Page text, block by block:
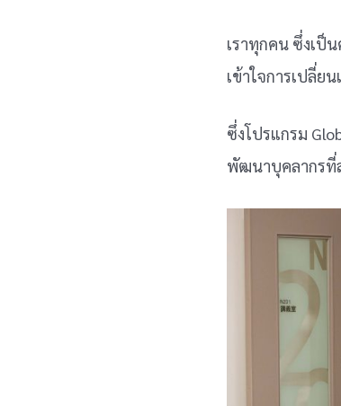
เราทุกคน ซึ่งเ
เข้าใจการเปลี่ย
ซึ่งโปรแกรม
พัฒนาบุคลากรที่